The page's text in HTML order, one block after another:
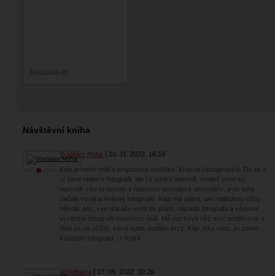
Návštěvní kniha
Vratislav Noha 10. 11. 2022 16:19
Kája je velmi milá a empatická modelka. Krásná i fotogenická. Dá se s
ní bavit nejen o fotografii, ale i o umění obecně. Hodně jsme se
nasmáli, vše probíhalo v naprosto pohodové atmosféře, a do toho
začaly vznikat krásné fotografie. Kája má talent, umí nabídnou vždy
několik póz, i se dokáže vcítit do přání, nápadu fotografa a věnovat
výsledné fotografii maximum úsilí. Mě nezbývá něž moc poděkovat a
těšit se na příště, které bude doufám brzy. Kájo díky moc, jsi snem
každého fotografa ;-) Vráťa
davidblaha 17. 09. 2022 00:26